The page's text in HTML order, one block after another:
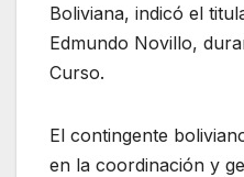
Boliviana, indicó el
Edmundo Novillo,
Curso.
El contingente
en la coordinación y